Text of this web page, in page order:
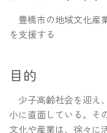
豊橋市の地域文化産
を支援する
目的
少子高齢社会を迎え
小に直面している。そ
文化や産業は、徐々に